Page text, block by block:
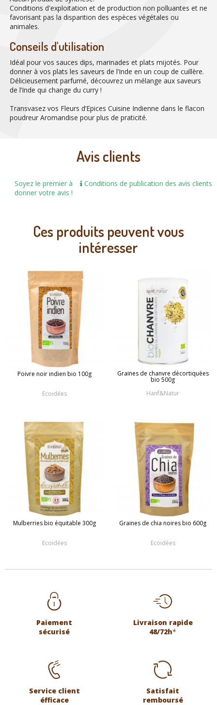
Conditions d'exploitation et de production non polluantes et ne
favorisant pas la disparition des espèces végétales ou
animales.
Conseils d'utilisation
Idéal pour vos sauces dips, marinades et plats mijotés. Pour
donner à vos plats les saveurs de l’Inde en un coup de cuillère.
Délicieusement parfumé, découvrez un mélange aux saveurs
de l’Inde qui change du curry !
Transvasez vos Fleurs d’Epices Cuisine Indienne dans le flacon
poudreur Aromandise pour plus de praticité.
Avis clients
Conditions de publication des avis clients
Soyez le premier à
donner votre avis !
Ces produits peuvent vous
intéresser
Poivre noir indien bio 100g
Ecoidées
Graines de chanvre décortiquées
bio 500g
Hanf&Natur
Mulberries bio équitable 300g
Ecoidées
Graines de chia noires bio 600g
Ecoidées
Paiement
sécurisé
Livraison rapide
48/72h*
Service client
éfficace
Satisfait
remboursé